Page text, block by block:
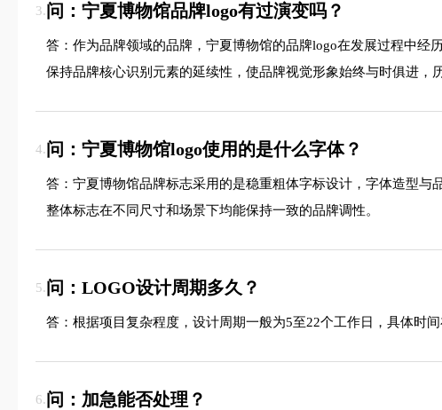
3.问：宁夏博物馆品牌logo有过演变吗？
答：作为品牌领域的品牌，宁夏博物馆的品牌logo在发展过程中
保持品牌核心识别元素的延续性，使品牌视觉形象始终与时俱进，
4.问：宁夏博物馆logo使用的是什么字体？
答：宁夏博物馆品牌标志采用的是稳重粗体字标设计，字体造型
整体标志在不同尺寸和场景下均能保持一致的品牌调性。
5.问：LOGO设计周期多久？
答：根据项目复杂程度，设计周期一般为5至22个工作日，具体时间
6.问：加急能否处理？